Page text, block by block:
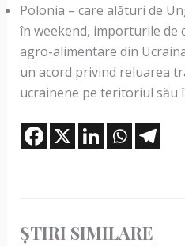
Polonia – care alături de
în weekend, importurile de
agro-alimentare din
un acord privind reluarea
ucrainene pe teritoriul său
ȘTIRI SIMILARE